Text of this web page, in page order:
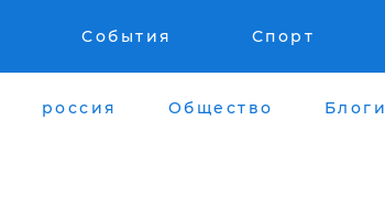
События Спорт
россия Общество Блоги